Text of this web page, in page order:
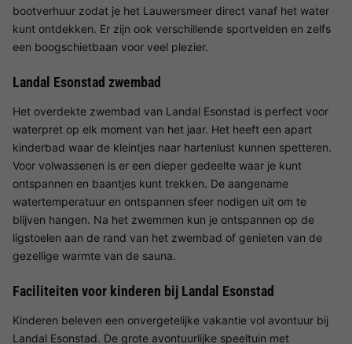
bootverhuur zodat je het Lauwersmeer direct vanaf het water
kunt ontdekken. Er zijn ook verschillende sportvelden en zelfs
een boogschietbaan voor veel plezier.
Landal Esonstad zwembad
Het overdekte zwembad van Landal Esonstad is perfect voor
waterpret op elk moment van het jaar. Het heeft een apart
kinderbad waar de kleintjes naar hartenlust kunnen spetteren.
Voor volwassenen is er een dieper gedeelte waar je kunt
ontspannen en baantjes kunt trekken. De aangename
watertemperatuur en ontspannen sfeer nodigen uit om te
blijven hangen. Na het zwemmen kun je ontspannen op de
ligstoelen aan de rand van het zwembad of genieten van de
gezellige warmte van de sauna.
Faciliteiten voor kinderen bij Landal Esonstad
Kinderen beleven een onvergetelijke vakantie vol avontuur bij
Landal Esonstad. De grote avontuurlijke speeltuin met